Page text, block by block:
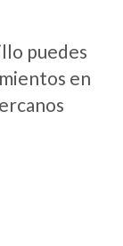
puedes
en